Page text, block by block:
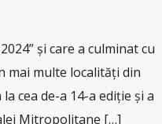
și care a culminat cu
mai multe localități din
cea de-a 14-a ediție și a
Mitropolitane […]